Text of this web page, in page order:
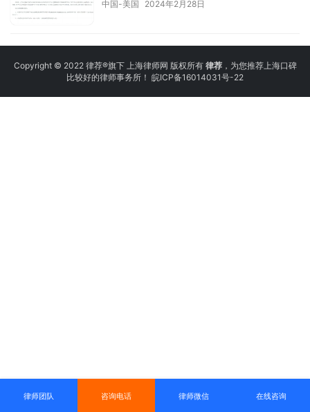
中国-美国 2024年2月28日
Copyright © 2022 律荐®旗下 上海律师网 版权所有 律荐，为您推荐上海口碑
比较好的律师事务所！ 皖ICP备16014031号-22
律师团队 咨询电话 律师微信 在线咨询